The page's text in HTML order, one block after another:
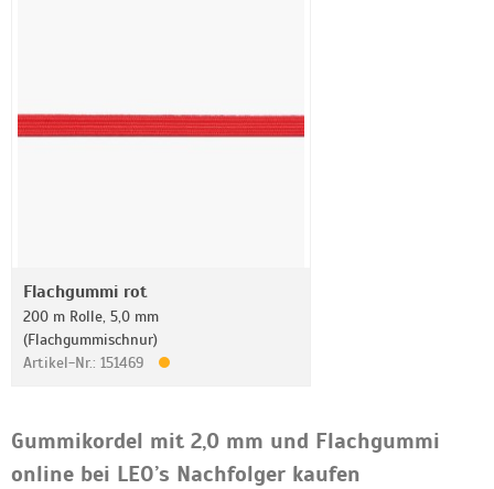
Flachgummi rot
200 m Rolle, 5,0 mm
(Flachgummischnur)
Artikel-Nr.: 151469
Gummikordel mit 2,0 mm und Flachgummi
online bei LEO’s Nachfolger kaufen